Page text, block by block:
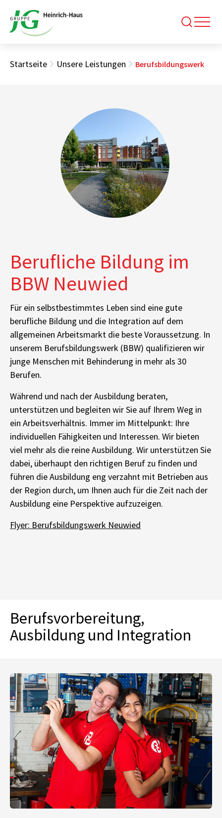
Startseite Unsere Leistungen Berufsbildungswerk
Berufliche Bildung im
BBW Neuwied
Für ein selbstbestimmtes Leben sind eine gute
berufliche Bildung und die Integration auf dem
allgemeinen Arbeitsmarkt die beste Voraussetzung. In
unserem Berufsbildungswerk (BBW) qualifizieren wir
junge Menschen mit Behinderung in mehr als 30
Berufen.
Während und nach der Ausbildung beraten,
unterstützen und begleiten wir Sie auf Ihrem Weg in
ein Arbeitsverhältnis. Immer im Mittelpunkt: Ihre
individuellen Fähigkeiten und Interessen. Wir bieten
viel mehr als die reine Ausbildung. Wir unterstützen Sie
dabei, überhaupt den richtigen Beruf zu finden und
führen die Ausbildung eng verzahnt mit Betrieben aus
der Region durch, um Ihnen auch für die Zeit nach der
Ausbildung eine Perspektive aufzuzeigen.
Flyer: Berufsbildungswerk Neuwied
Berufsvorbereitung,
Ausbildung und Integration